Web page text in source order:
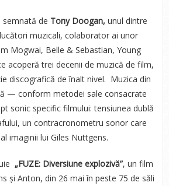
de Tony Doogan, unul dintre
muzicali, colaborator ai unor
Mogwai, Belle & Sebastian, Young
acoperă trei decenii de muzică de film,
discografică de înalt nivel. Muzica din
— conform metodei sale consacrate
sonic specific filmului: tensiunea dublă
un contracronometru sonor care
imaginii lui Giles Nuttgens.
„FUZE: Diversiune explozivă”, un film
și Anton, din 26 mai în peste 75 de săli